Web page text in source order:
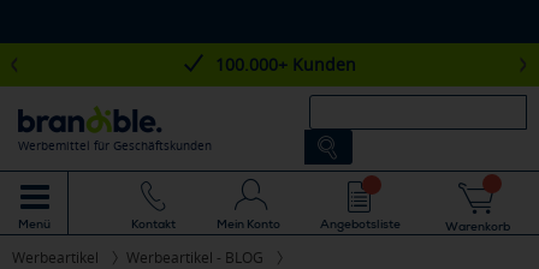
100.000+ Kunden
Werbemittel für Geschäftskunden
Menü Kontakt Mein Konto Angebotsliste Warenkorb
Werbeartikel Werbeartikel - BLOG